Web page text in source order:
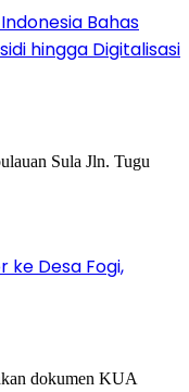
Bahas
hingga Digitalisasi
ke Desa Fogi,